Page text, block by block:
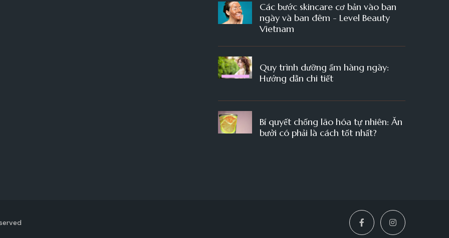
Các bước skincare cơ bản vào ban
ngày và ban đêm - Level Beauty
Vietnam
Quy trình dưỡng ẩm hàng ngày:
Hướng dẫn chi tiết
Bí quyết chống lão hóa tự nhiên: Ăn
bưởi có phải là cách tốt nhất?